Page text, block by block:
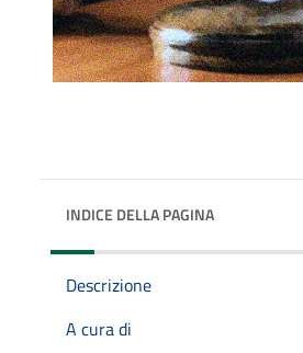
INDICE DELLA PAGINA
Descrizione
A cura di